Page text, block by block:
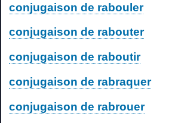
conjugaison de rabouler
conjugaison de rabouter
conjugaison de raboutir
conjugaison de rabraquer
conjugaison de rabrouer